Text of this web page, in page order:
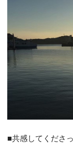
■共感してくださ